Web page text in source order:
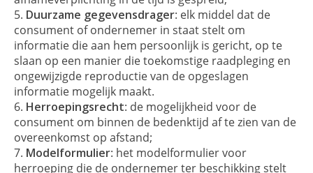
Duurzame gegevensdrager: elk middel dat de
consument of ondernemer in staat stelt om
informatie die aan hem persoonlijk is gericht, op te
slaan op een manier die toekomstige raadpleging en
ongewijzigde reproductie van de opgeslagen
informatie mogelijk maakt.
Herroepingsrecht: de mogelijkheid voor de
consument om binnen de bedenktijd af te zien van de
overeenkomst op afstand;
Modelformulier: het modelformulier voor
herroeping die de ondernemer ter beschikking stelt